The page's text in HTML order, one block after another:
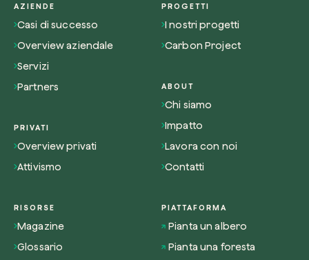
AZIENDE
Casi di successo
Overview aziendale
Servizi
Partners
PRIVATI
Overview privati
Attivismo
PROGETTI
I nostri progetti
Carbon Project
ABOUT
Chi siamo
Impatto
Lavora con noi
Contatti
RISORSE
Magazine
Glossario
PIATTAFORMA
Pianta un albero
Pianta una foresta
Riscatta un albero
Inserisci il tuo codice per riscattare un